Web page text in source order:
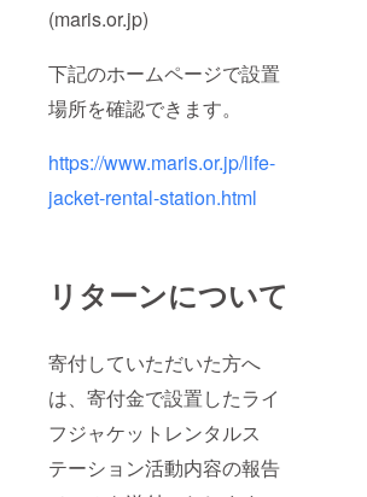
(maris.or.jp)
下記のホームページで設置
場所を確認できます。
https://www.maris.or.jp/life-
jacket-rental-station.html
リターンについて
寄付していただいた方へ
は、寄付金で設置したライ
フジャケットレンタルス
テーション活動内容の報告